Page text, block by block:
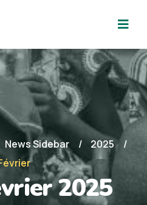
News Sidebar
2025
2025